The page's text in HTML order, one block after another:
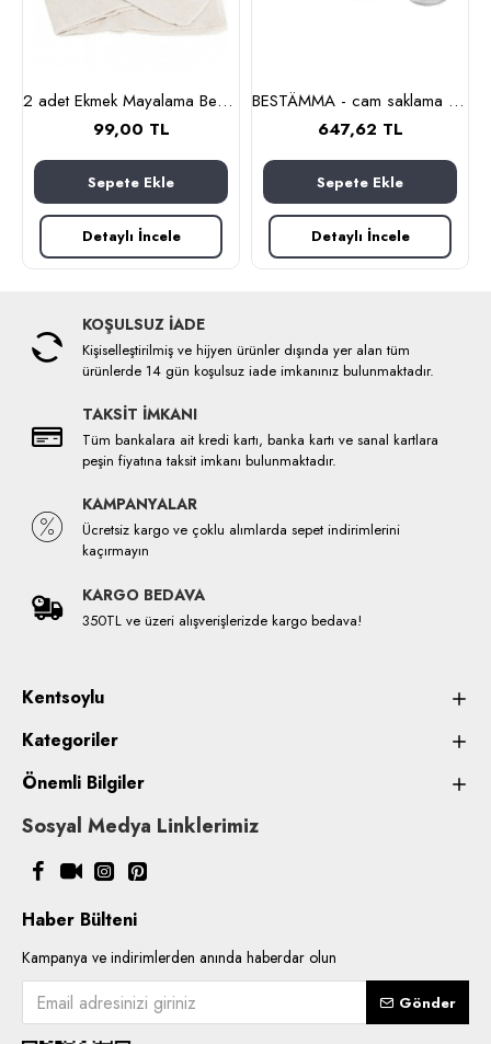
2 adet Ekmek Mayalama Bezi 50x70 cm, %100 Pamuk Amerikan Pasa Bezi
99,00 TL
Sepete Ekle
Detaylı İncele
BESTÄMMA - cam saklama kabı seti (cam)
647,62 TL
Sepete Ekle
Detaylı İncele
KOŞULSUZ İADE
Kişiselleştirilmiş ve hijyen ürünler dışında yer alan tüm
ürünlerde 14 gün koşulsuz iade imkanınız bulunmaktadır.
TAKSİT İMKANI
Tüm bankalara ait kredi kartı, banka kartı ve sanal kartlara
peşin fiyatına taksit imkanı bulunmaktadır.
KAMPANYALAR
Ücretsiz kargo ve çoklu alımlarda sepet indirimlerini
kaçırmayın
KARGO BEDAVA
350TL ve üzeri alışverişlerizde kargo bedava!
Kentsoylu
Kategoriler
Önemli Bilgiler
Sosyal Medya Linklerimiz
Haber Bülteni
Kampanya ve indirimlerden anında haberdar olun
Gönder